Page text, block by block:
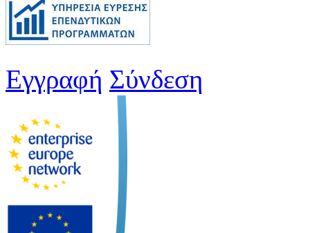
Εγγραφή Σύνδεση